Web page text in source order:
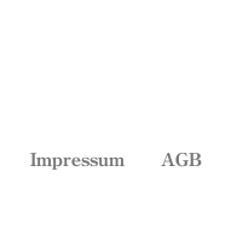
Impressum AGB